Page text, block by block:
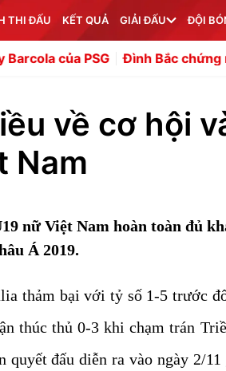
THI ĐẤU KẾT QUẢ GIẢI ĐẤU ĐỘI
Đình Bắc chứng minh bản
về cơ hội
Nam
nữ Việt Nam hoàn toàn đủ
Á 2019.
thảm bại với tỷ số 1-5 trước
thúc thủ 0-3 khi chạm trán
đấu diễn ra vào ngày 2/